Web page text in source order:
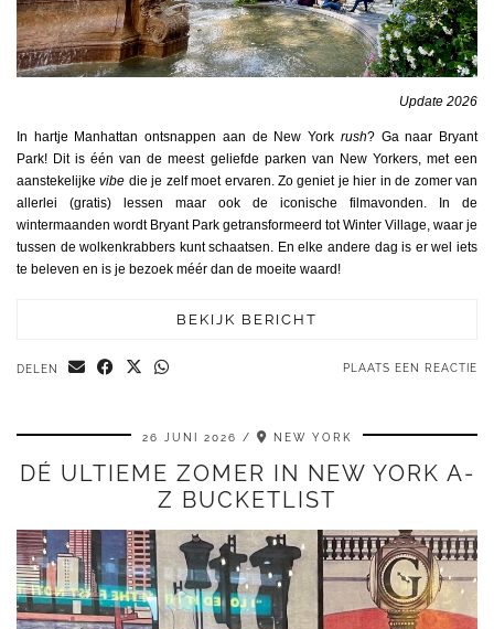
Update 2026
In hartje Manhattan ontsnappen aan de New York rush? Ga naar Bryant
Park! Dit is één van de meest geliefde parken van New Yorkers, met een
aanstekelijkevibe die je zelf moet ervaren. Zo geniet je hier in de zomer van
allerlei (gratis) lessen maar ook de iconische filmavonden. In de
wintermaanden wordt Bryant Park getransformeerd tot Winter Village, waar je
tussen de wolkenkrabbers kunt schaatsen. En elke andere dag is er wel iets
te beleven en is je bezoek méér dan de moeite waard!
BEKIJK BERICHT
DELEN PLAATS EEN REACTIE
26 JUNI 2026 NEW YORK
DÉ ULTIEME ZOMER IN NEW YORK A-
Z BUCKETLIST